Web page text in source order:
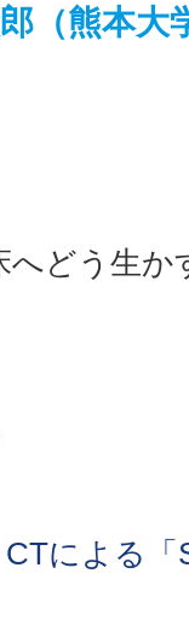
（熊本大
へどう生か
による「